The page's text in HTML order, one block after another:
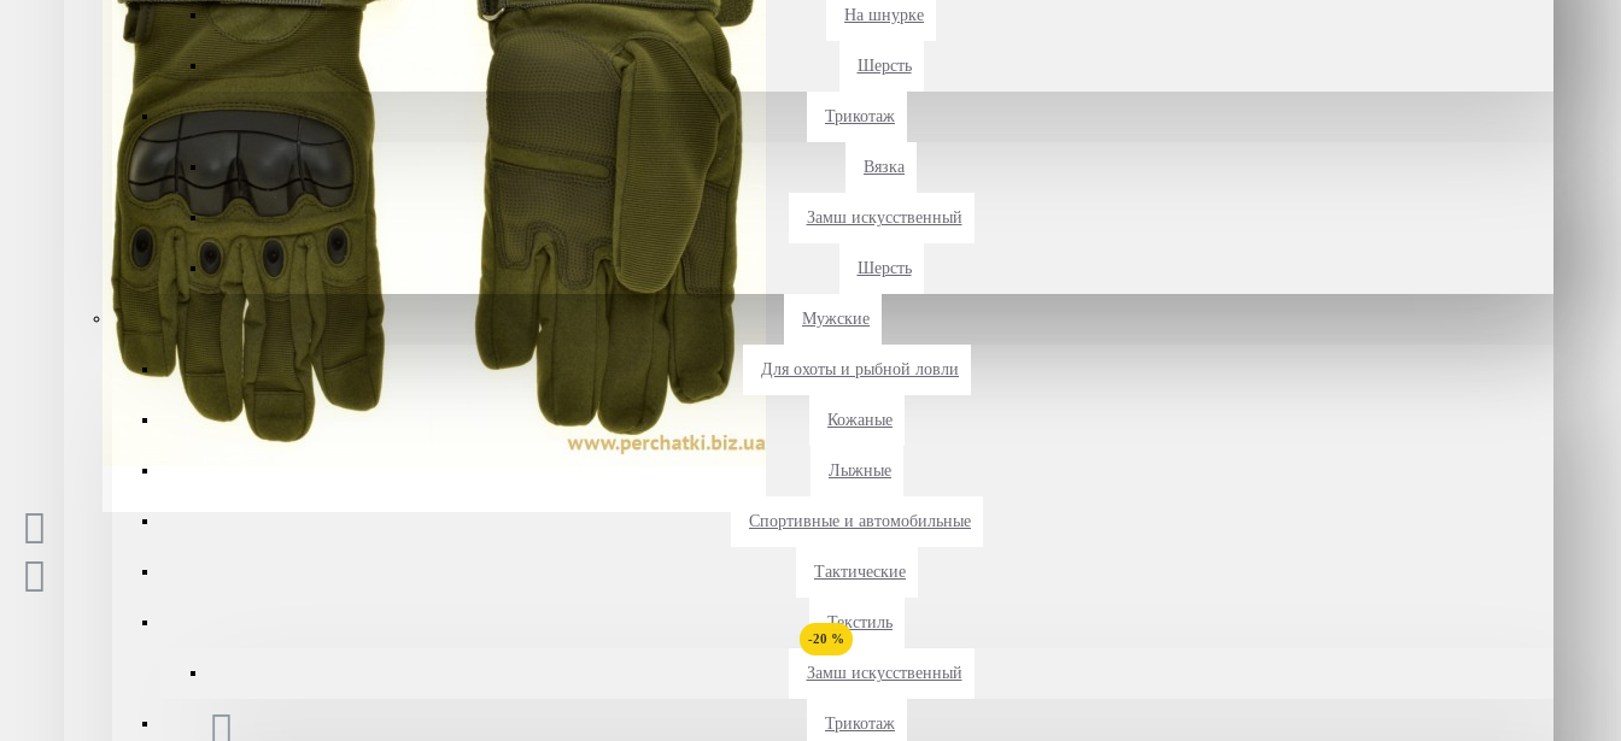
На шнурке
Шерсть
Трикотаж
Вязка
Замш искусственный
Шерсть
Мужские
Для охоты и рыбной ловли
Кожаные
Лыжные
Спортивные и автомобильные
Тактические
Текстиль
Замш искусственный
Трикотаж
-20 %